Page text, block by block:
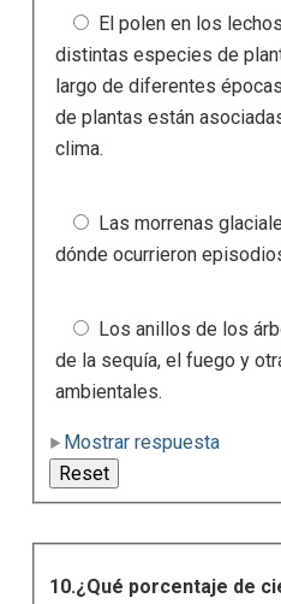
El polen en los
distintas especies de
largo de diferentes
de plantas están
clima.
Las morrenas
dónde ocurrieron
Los anillos de los
de la sequía, el fuego y
ambientales.
Mostrar respuesta
10.¿Qué porcentaje de